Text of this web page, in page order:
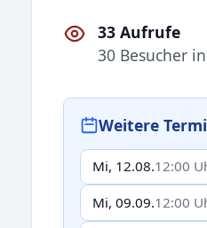
33 Aufrufe
30 Besucher
Weitere
Mi, 12.08.12:00
Mi, 09.09.12:00